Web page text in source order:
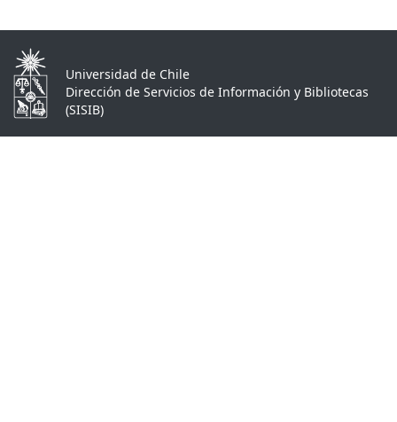
Universidad de Chile
Dirección de Servicios de Información y Bibliotecas
(SISIB)